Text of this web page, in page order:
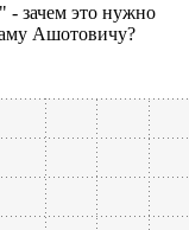
- зачем это нужно
Ашотовичу?